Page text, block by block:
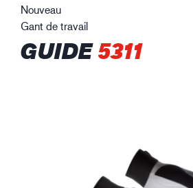
Nouveau
Gant de travail
GUIDE5311